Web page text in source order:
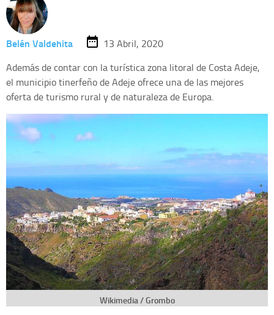
Belén Valdehita
13 Abril, 2020
Además de contar con la turística zona litoral de Costa Adeje,
el municipio tinerfeño de Adeje ofrece una de las mejores
oferta de turismo rural y de naturaleza de Europa.
Wikimedia / Grombo